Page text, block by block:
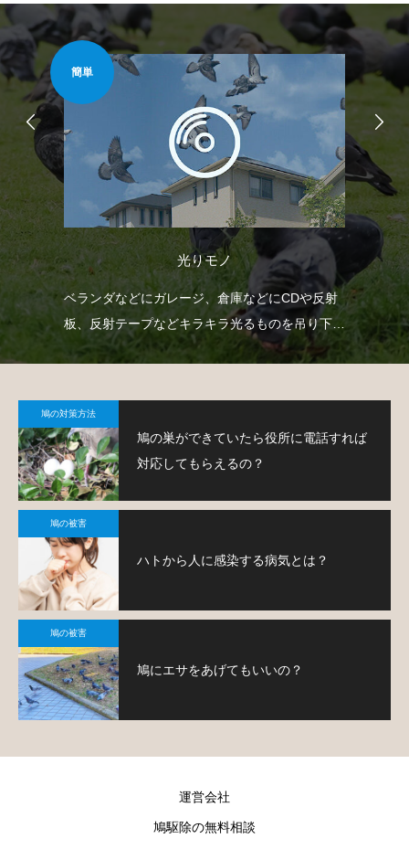
簡単
光りモノ
ベランダなどにガレージ、倉庫などにCDや反射
板、反射テープなどキラキラ光るものを吊り下げ
て、鳩を寄り付きにくくするという方法です。
鳩の対策方法
鳩の巣ができていたら役所に電話すれば
対応してもらえるの？
鳩の被害
ハトから人に感染する病気とは？
鳩の被害
鳩にエサをあげてもいいの？
運営会社
鳩駆除の無料相談